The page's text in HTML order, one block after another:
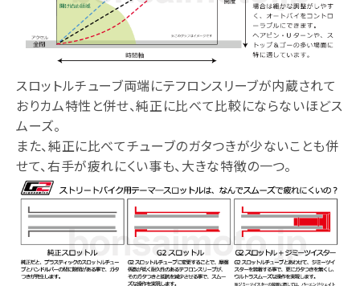
スロットルチューブ両端にテフロンスリーブが内蔵されて
おりカム特性と併せ、純正に比べて比較にならないほどス
ムーズ。
また、純正に比べてチューブのガタつきが少ないことも併
せて、右手が疲れにくい事も、大きな特徴の一つ。